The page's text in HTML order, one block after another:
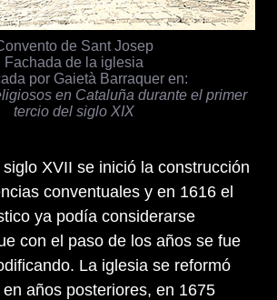
de Sant Josep
Fachada de la iglesia
por Gaietà Barraquer en:
en Cataluña durante el primer
tercio del siglo XIX
XVII se inició la construcción
conventuales y en 1616 el
ya podía considerarse
con el paso de los años se fue
La iglesia se reformó
años posteriores, en 1675